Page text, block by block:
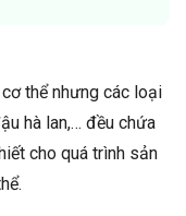
thể nhưng các loại
hà lan,… đều chứa
cho quá trình sản